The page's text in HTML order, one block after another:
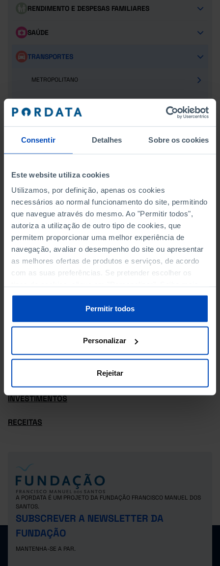
Consentir Detalhes Sobre os cookies
Este website utiliza cookies
Utilizamos, por definição, apenas os cookies
necessários ao normal funcionamento do site, permitindo
que navegue através do mesmo. Ao "Permitir todos",
autoriza a utilização de outro tipo de cookies, que
permitem proporcionar uma melhor experiência de
navegação, avaliar o desempenho do site ou apresentar
as melhores ofertas de produtos e serviços, de acordo
com as suas preferências. Se pretender escolher os
sobre cookies através da gestão de preferências ou da
Política de Cookies.
Permitir todos
Personalizar
Rejeitar
RENDIMENTO E DESPESAS FAMILIARES
SAÚDE
TRANSPORTES
METROPOLITANO
RODOVIÁRIO
TURISMO
TRANSPORTE METROPOLITANO
Nº DE LINHAS E EXTENSÃO DA REDE
PASSAGEIROS
N.º MÉDIO DE PASSAGEIROS POR SERVIÇO
INVESTIMENTOS
RECEITAS
A PORDATA É UM PROJETO DA FUNDAÇÃO FRANCISCO MANUEL DOS
SANTOS.
SUBSCREVER A NEWSLETTER DA
FUNDAÇÃO
MANTENHA-SE A PAR.